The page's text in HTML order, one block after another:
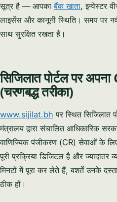
सूत्र है — आपकाबैंक खाता, इन्वेस्टर
लाइसेंस और कानूनी स्थिति। समय पर
साथ सुरक्षित रखता है।
सिजिलात पोर्टल पर
(चरणबद्ध तरीका)
www.sijilat.bh पर स्थित सिजिलात
मंत्रालय द्वारा संचालित आधिकारिक
वाणिज्यिक पंजीकरण (CR) सेवाओं के
पूरी प्रक्रिया डिजिटल है और ज्यादातर
मिनटों में पूरा कर लेते हैं, बशर्ते उनके
ठीक हों।